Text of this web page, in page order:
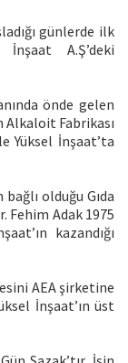
günlerde ilk
A.Ş’deki
önde gelen
Fabrikası
Yüksel İnşaat’ta
olduğu Gıda
Fehim Adak 1975
kazandığı
AEA şirketine
İnşaat’ın üst